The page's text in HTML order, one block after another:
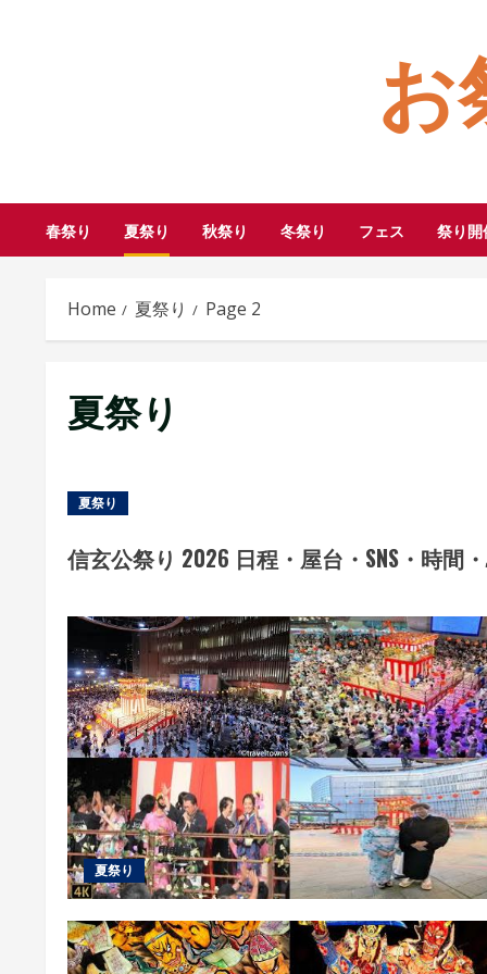
お
春祭り 夏祭り 秋祭り 冬祭り フェス 祭り開
Home 夏祭り Page 2
夏祭り
夏祭り
信玄公祭り 2026 日程・屋台・SNS・時間
夏祭り